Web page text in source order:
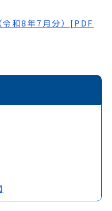
和8年7月分） [PDF